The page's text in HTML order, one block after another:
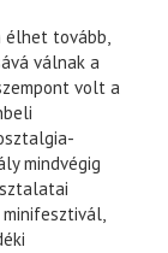
élhet tovább,
válnak a
volt a
mindvégig